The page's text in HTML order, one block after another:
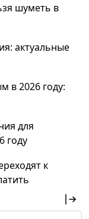
шуметь в
актуальные
в 2026 году:
для
году
к